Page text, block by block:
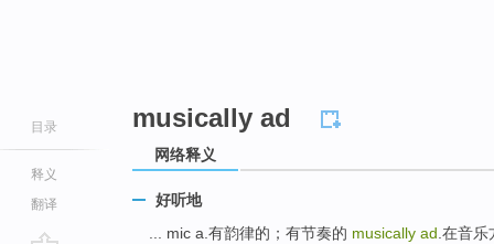
目录
释义
翻译
musically ad
网络释义
好听地
... mic a.有韵律的；有节奏的 musically ad .在音